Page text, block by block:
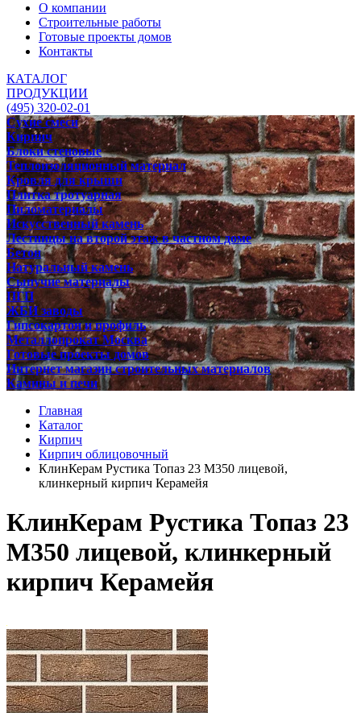
О компании
Строительные работы
Готовые проекты домов
Контакты
КАТАЛОГ
ПРОДУКЦИИ
(495) 320-02-01
Сухие смеси
Кирпич
Блоки стеновые
Теплоизоляционный материал
Кровля для крыши
Плитка тротуарная
Пиломатериалы
Искусственный камень
Лестницы на второй этаж в частном доме
Бетон
Натуральный камень
Сыпучие материалы
ПГП
ЖБИ заводы
Гипсокартон и профиль
Металлопрокат Москва
Готовые проекты домов
Интернет магазин строительных материалов
Камины и печи
Главная
Каталог
Кирпич
Кирпич облицовочный
КлинКерам Рустика Топаз 23 М350 лицевой,
клинкерный кирпич Керамейя
КлинКерам Рустика Топаз 23
М350 лицевой, клинкерный
кирпич Керамейя